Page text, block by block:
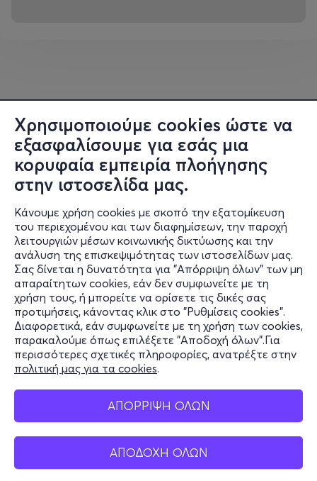
Χρησιμοποιούμε cookies ώστε να
εξασφαλίσουμε για εσάς μια
κορυφαία εμπειρία πλοήγησης
στην ιστοσελίδα μας.
Κάνουμε χρήση cookies με σκοπό την εξατομίκευση
του περιεχομένου και των διαφημίσεων, την παροχή
λειτουργιών μέσων κοινωνικής δικτύωσης και την
ανάλυση της επισκεψιμότητας των ιστοσελίδων μας.
Σας δίνεται η δυνατότητα για "Απόρριψη όλων" των μη
απαραίτητων cookies, εάν δεν συμφωνείτε με τη
χρήση τους, ή μπορείτε να ορίσετε τις δικές σας
προτιμήσεις, κάνοντας κλικ στο "Ρυθμίσεις cookies".
Διαφορετικά, εάν συμφωνείτε με τη χρήση των cookies,
παρακαλούμε όπως επιλέξετε "Αποδοχή όλων".Για
περισσότερες σχετικές πληροφορίες, ανατρέξτε στην
πολιτική μας για τα cookies.
ΑΠΟΡΡΙΨΗ ΟΛΩΝ
ΑΠΟΔΟΧΗ ΟΛΩΝ
Πληροφορίες
Υποστήριξη
Stay Connected
Mobile app